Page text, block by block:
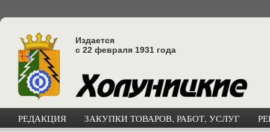
Издается
с 22 февраля 1931 года
РЕДАКЦИЯ ЗАКУПКИ ТОВАРОВ, РАБОТ, УСЛУГ